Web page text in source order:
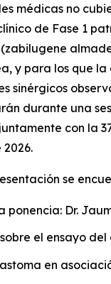
médicas no
de Fase 1
y para los que la
sinérgicos
durante una
con la
se
ponencia: Dr.
el ensayo
en